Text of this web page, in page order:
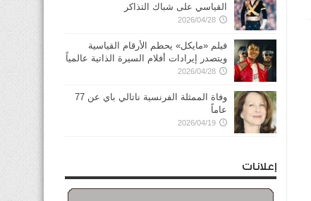
القياسي على شباك التذاكر
2026/04/28
فيلم «مايكل» يحطم الأرقام القياسية
ويتصدر إيرادات أفلام السيرة الذاتية عالمياً
2026/04/28
وفاة الممثلة الفرنسية ناتالي باي عن 77
عاماً
2026/04/19
إعلانات